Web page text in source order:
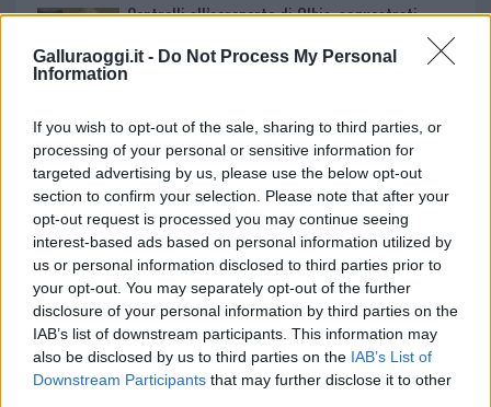
Galluraoggi.it - Do Not Process My Personal
Information
If you wish to opt-out of the sale, sharing to third parties, or
processing of your personal or sensitive information for
targeted advertising by us, please use the below opt-out
section to confirm your selection. Please note that after your
opt-out request is processed you may continue seeing
interest-based ads based on personal information utilized by
us or personal information disclosed to third parties prior to
your opt-out. You may separately opt-out of the further
disclosure of your personal information by third parties on the
IAB’s list of downstream participants. This information may
also be disclosed by us to third parties on the IAB’s List of
Downstream Participants that may further disclose it to other
Controlli all’aeroporto di Olbia, sequestrati
caviale e sabbia rubata
in Europa: classifica dei 5 centri di riferimento
pe…
Incendi, a San Pasquale arriva il Campo Base:
l’inaugurazione
Andrea Mura conquista Palau: grande
partecipazione per il suo racconto
Calangianus, allarme sul centro accoglienza